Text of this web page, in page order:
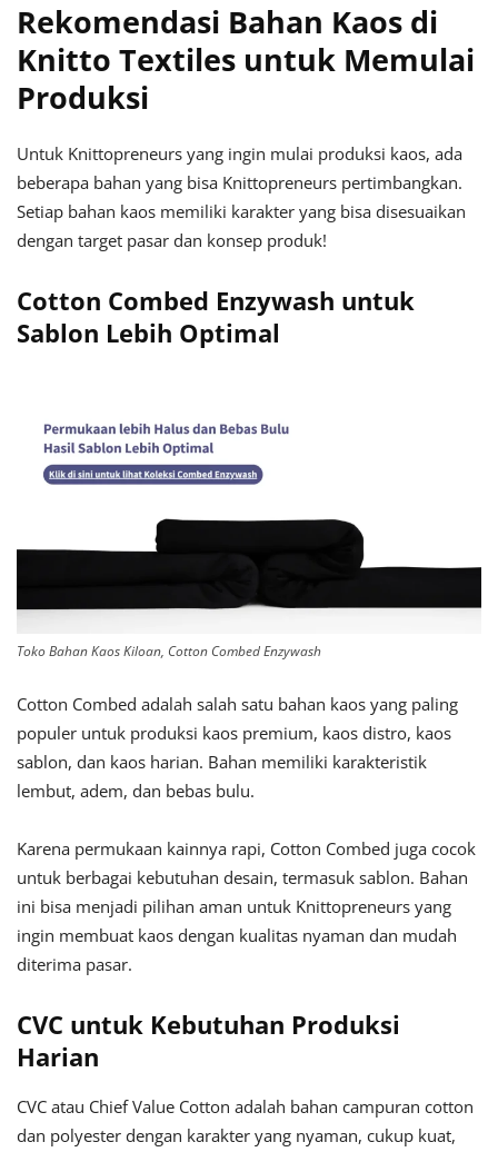
Rekomendasi Bahan Kaos di
Knitto Textiles untuk Memulai
Produksi
Untuk Knittopreneurs yang ingin mulai produksi kaos, ada
beberapa bahan yang bisa Knittopreneurs pertimbangkan.
Setiap bahan kaos memiliki karakter yang bisa disesuaikan
dengan target pasar dan konsep produk!
Cotton Combed Enzywash untuk
Sablon Lebih Optimal
Toko Bahan Kaos Kiloan, Cotton Combed Enzywash
Cotton Combed adalah salah satu bahan kaos yang paling
populer untuk produksi kaos premium, kaos distro, kaos
sablon, dan kaos harian. Bahan memiliki karakteristik
lembut, adem, dan bebas bulu.
Karena permukaan kainnya rapi, Cotton Combed juga cocok
untuk berbagai kebutuhan desain, termasuk sablon. Bahan
ini bisa menjadi pilihan aman untuk Knittopreneurs yang
ingin membuat kaos dengan kualitas nyaman dan mudah
diterima pasar.
CVC untuk Kebutuhan Produksi
Harian
CVC atau Chief Value Cotton adalah bahan campuran cotton
dan polyester dengan karakter yang nyaman, cukup kuat,